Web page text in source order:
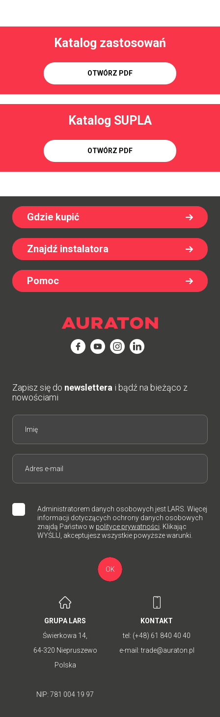
Katalog zastosowań
OTWÓRZ PDF
Katalog SUPLA
OTWÓRZ PDF
Gdzie kupić
Znajdź instalatora
Pomoc
Zapisz się do newslettera i bądź na bieżąco z
nowościami
OK
Administratorem danych osobowych jest LARS. Więcej
informacji dotyczących ochrony danych osobowych
znajdą Państwo w polityce prywatności. Klikając
WYŚLIJ, akceptujesz wszystkie powyższe warunki.
GRUPA LARS
Świerkowa 14,
64-320 Niepruszewo
Polska
NIP: 781 004 19 97
KONTAKT
tel: (+48) 61 840 40 40
e-mail:trade@auraton.pl